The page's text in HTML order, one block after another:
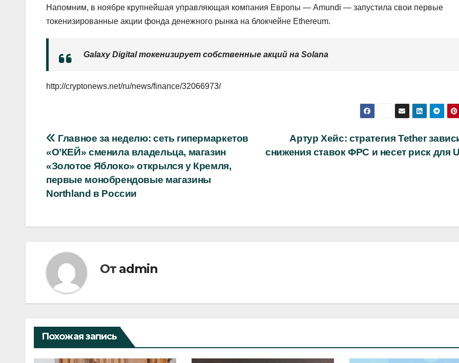
Напомним, в ноябре крупнейшая управляющая компания Европы — Amundi — запустила свои первые
токенизированные акции фонда денежного рынка на блокчейне Ethereum.
Galaxy Digital токенизирует собственные акций на Solana
http://cryptonews.net/ru/news/finance/32066973/
Навигация
по
записям
Артур Хейс: стратегия Tether
снижения ставок ФРС и несет риск для
Главное за неделю: сеть гипермаркетов
«О’КЕЙ» сменила владельца, магазин
«Золотое Яблоко» открылся у Кремля,
первые монобрендовые магазины
Northland в России
От admin
Похожая запись